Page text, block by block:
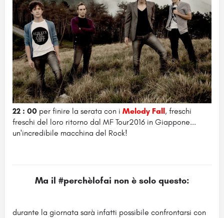
22 : 00 per finire la serata con i Melody Fall , freschi
freschi del loro ritorno dal MF Tour2016 in Giappone...
un'incredibile macchina del Rock!
Ma il #perchèlofai non è solo questo:
durante la giornata sarà infatti possibile confrontarsi con